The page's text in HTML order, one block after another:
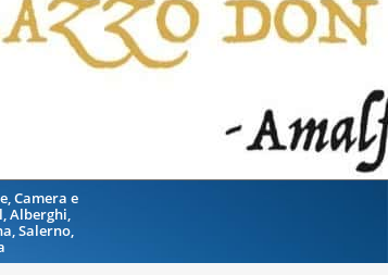
Camera e
Alberghi,
Salerno,